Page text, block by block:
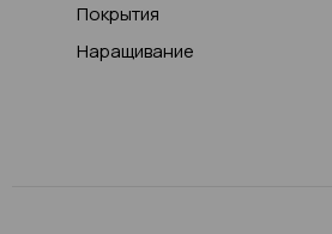
Покрытия
Наращивание